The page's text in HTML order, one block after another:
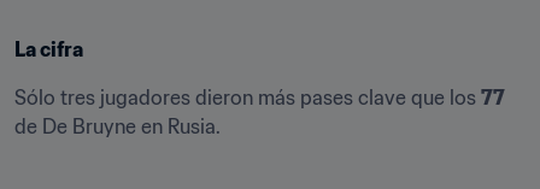
La cifra
Sólo tres jugadores dieron más pases clave que los 77
de De Bruyne en Rusia.